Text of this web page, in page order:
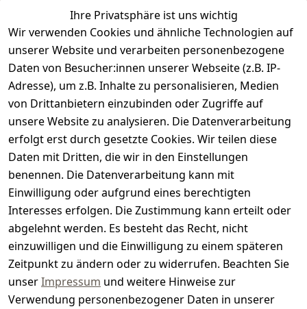
Ihre Privatsphäre ist uns wichtig
Wir verwenden Cookies und ähnliche Technologien auf
unserer Website und verarbeiten personenbezogene
Daten von Besucher:innen unserer Webseite (z.B. IP-
Adresse), um z.B. Inhalte zu personalisieren, Medien
von Drittanbietern einzubinden oder Zugriffe auf
unsere Website zu analysieren. Die Datenverarbeitung
erfolgt erst durch gesetzte Cookies. Wir teilen diese
Daten mit Dritten, die wir in den Einstellungen
benennen. Die Datenverarbeitung kann mit
Einwilligung oder aufgrund eines berechtigten
Interesses erfolgen. Die Zustimmung kann erteilt oder
abgelehnt werden. Es besteht das Recht, nicht
einzuwilligen und die Einwilligung zu einem späteren
Zeitpunkt zu ändern oder zu widerrufen. Beachten Sie
unserImpressum und weitere Hinweise zur
Verwendung personenbezogener Daten in unserer
d
m
e
i
s
r.
e